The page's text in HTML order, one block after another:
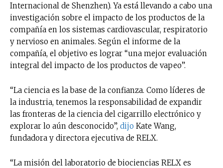
Internacional de Shenzhen). Ya está llevando a cabo una
investigación sobre el impacto de los productos de la
compañía en los sistemas cardiovascular, respiratorio
y nervioso en animales. Según el informe de la
compañía, el objetivo es lograr “una mejor evaluación
integral del impacto de los productos de vapeo”.
“La ciencia es la base de la confianza. Como líderes de
la industria, tenemos la responsabilidad de expandir
las fronteras de la ciencia del cigarrillo electrónico y
explorar lo aún desconocido”, dijo Kate Wang,
fundadora y directora ejecutiva de RELX.
“La misión del laboratorio de biociencias RELX es